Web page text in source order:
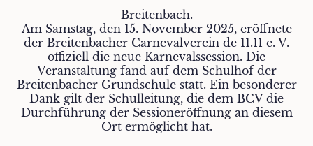
Breitenbach.
Am Samstag, den 15. November 2025, eröffnete
der Breitenbacher Carnevalverein de 11.11 e. V.
offiziell die neue Karnevalssession. Die
Veranstaltung fand auf dem Schulhof der
Breitenbacher Grundschule statt. Ein besonderer
Dank gilt der Schulleitung, die dem BCV die
Durchführung der Sessioneröffnung an diesem
Ort ermöglicht hat.